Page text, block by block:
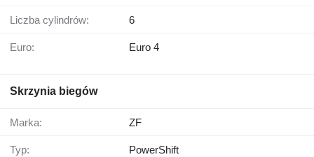
Liczba cylindrów: 6
Euro: Euro 4
Skrzynia biegów
Marka: ZF
Typ: PowerShift